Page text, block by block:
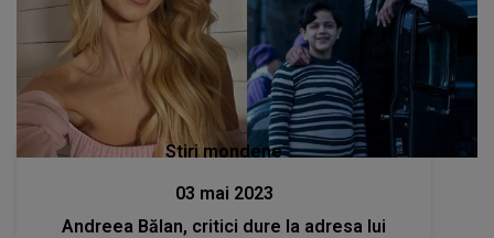
Stiri mondene
03 mai 2023
Andreea Bălan, critici dure la adresa lui